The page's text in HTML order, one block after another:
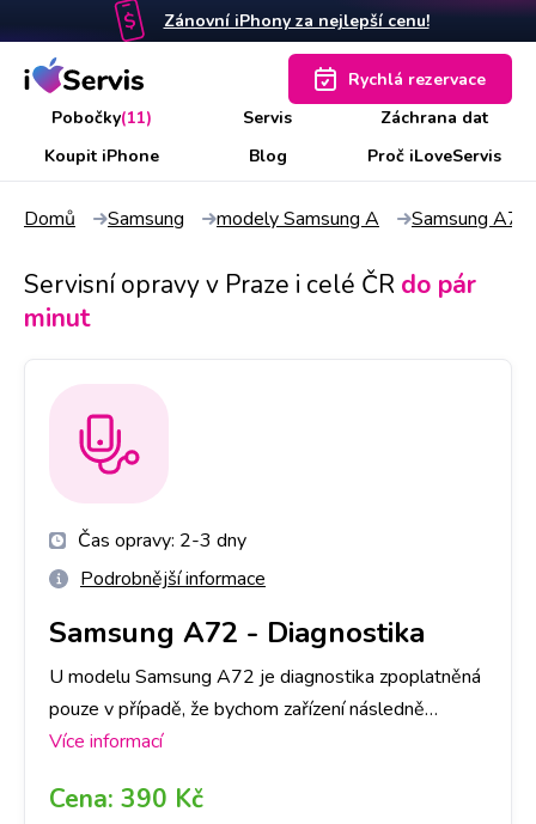
Zánovní iPhony za nejlepší cenu!
Pobočky(11) Servis
Záchrana dat
Koupit iPhone
Blog Proč iLoveServis
Rychlá rezervace
Domů Samsung modely Samsung A Samsung A72
Servisní opravy v Praze i celé ČR do pár
minut
Čas opravy: 2-3 dny
Podrobnější informace
Samsung A72 - Diagnostika
U modelu Samsung A72 je diagnostika zpoplatněná
pouze v případě, že bychom zařízení následně
neopravovali a to částkou dle ceníku. V opačném
nutné provedení diagnostiky u nás na pobočce,
Více informací
Cena: 390 Kč